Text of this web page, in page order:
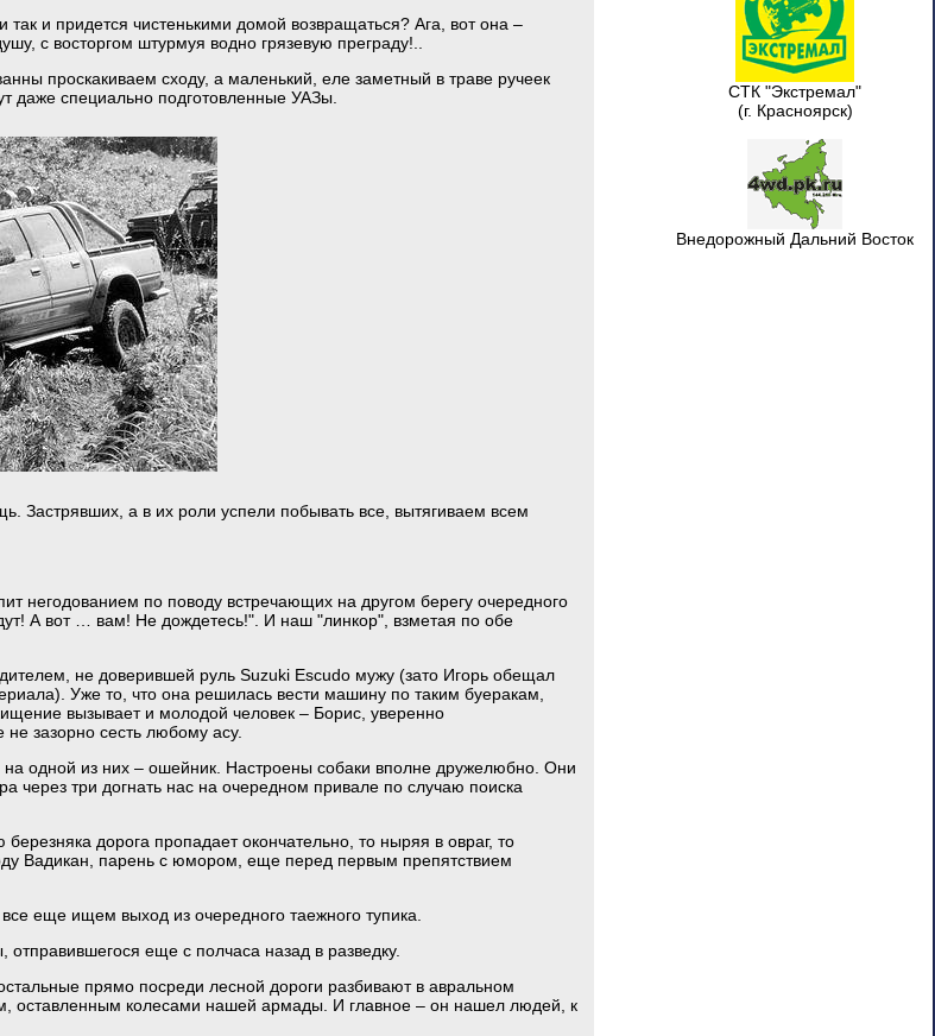
и придется чистенькими домой возвращаться? Ага, вот она –
с восторгом штурмуя водно грязевую преграду!..
проскакиваем сходу, а маленький, еле заметный в траве ручеек
даже специально подготовленные УАЗы.
Застрявших, а в их роли успели побывать все, вытягиваем всем
негодованием по поводу встречающих на другом берегу очередного
А вот … вам! Не дождетесь!". И наш "линкор", взметая по обе
не доверившей руль Suzuki Escudo мужу (зато Игорь обещал
Уже то, что она решилась вести машину по таким буеракам,
вызывает и молодой человек – Борис, уверенно
зазорно сесть любому асу.
одной из них – ошейник. Настроены собаки вполне дружелюбно. Они
через три догнать нас на очередном привале по случаю поиска
дорога пропадает окончательно, то ныряя в овраг, то
Вадикан, парень с юмором, еще перед первым препятствием
еще ищем выход из очередного таежного тупика.
еще с полчаса назад в разведку.
прямо посреди лесной дороги разбивают в авральном
оставленным колесами нашей армады. И главное – он нашел людей, к
СТК "Экстремал"
(г. Красноярск)
Внедорожный Дальний Восток